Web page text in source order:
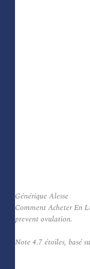
Générique Alesse
Comment Acheter En
prevent ovulation.
Note 4.7étoiles, basé